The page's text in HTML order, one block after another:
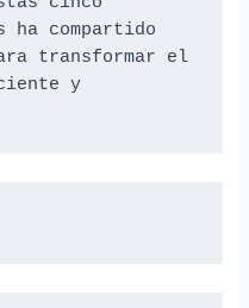
ha compartido
transformar el
y